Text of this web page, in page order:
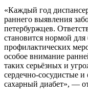
«Каждый год
раннего выявления
петербуржцев.
становится нормой
профилактических
особое внимание
таких серьёзных и
сердечно‑сосудистые
сахарный диабет», —